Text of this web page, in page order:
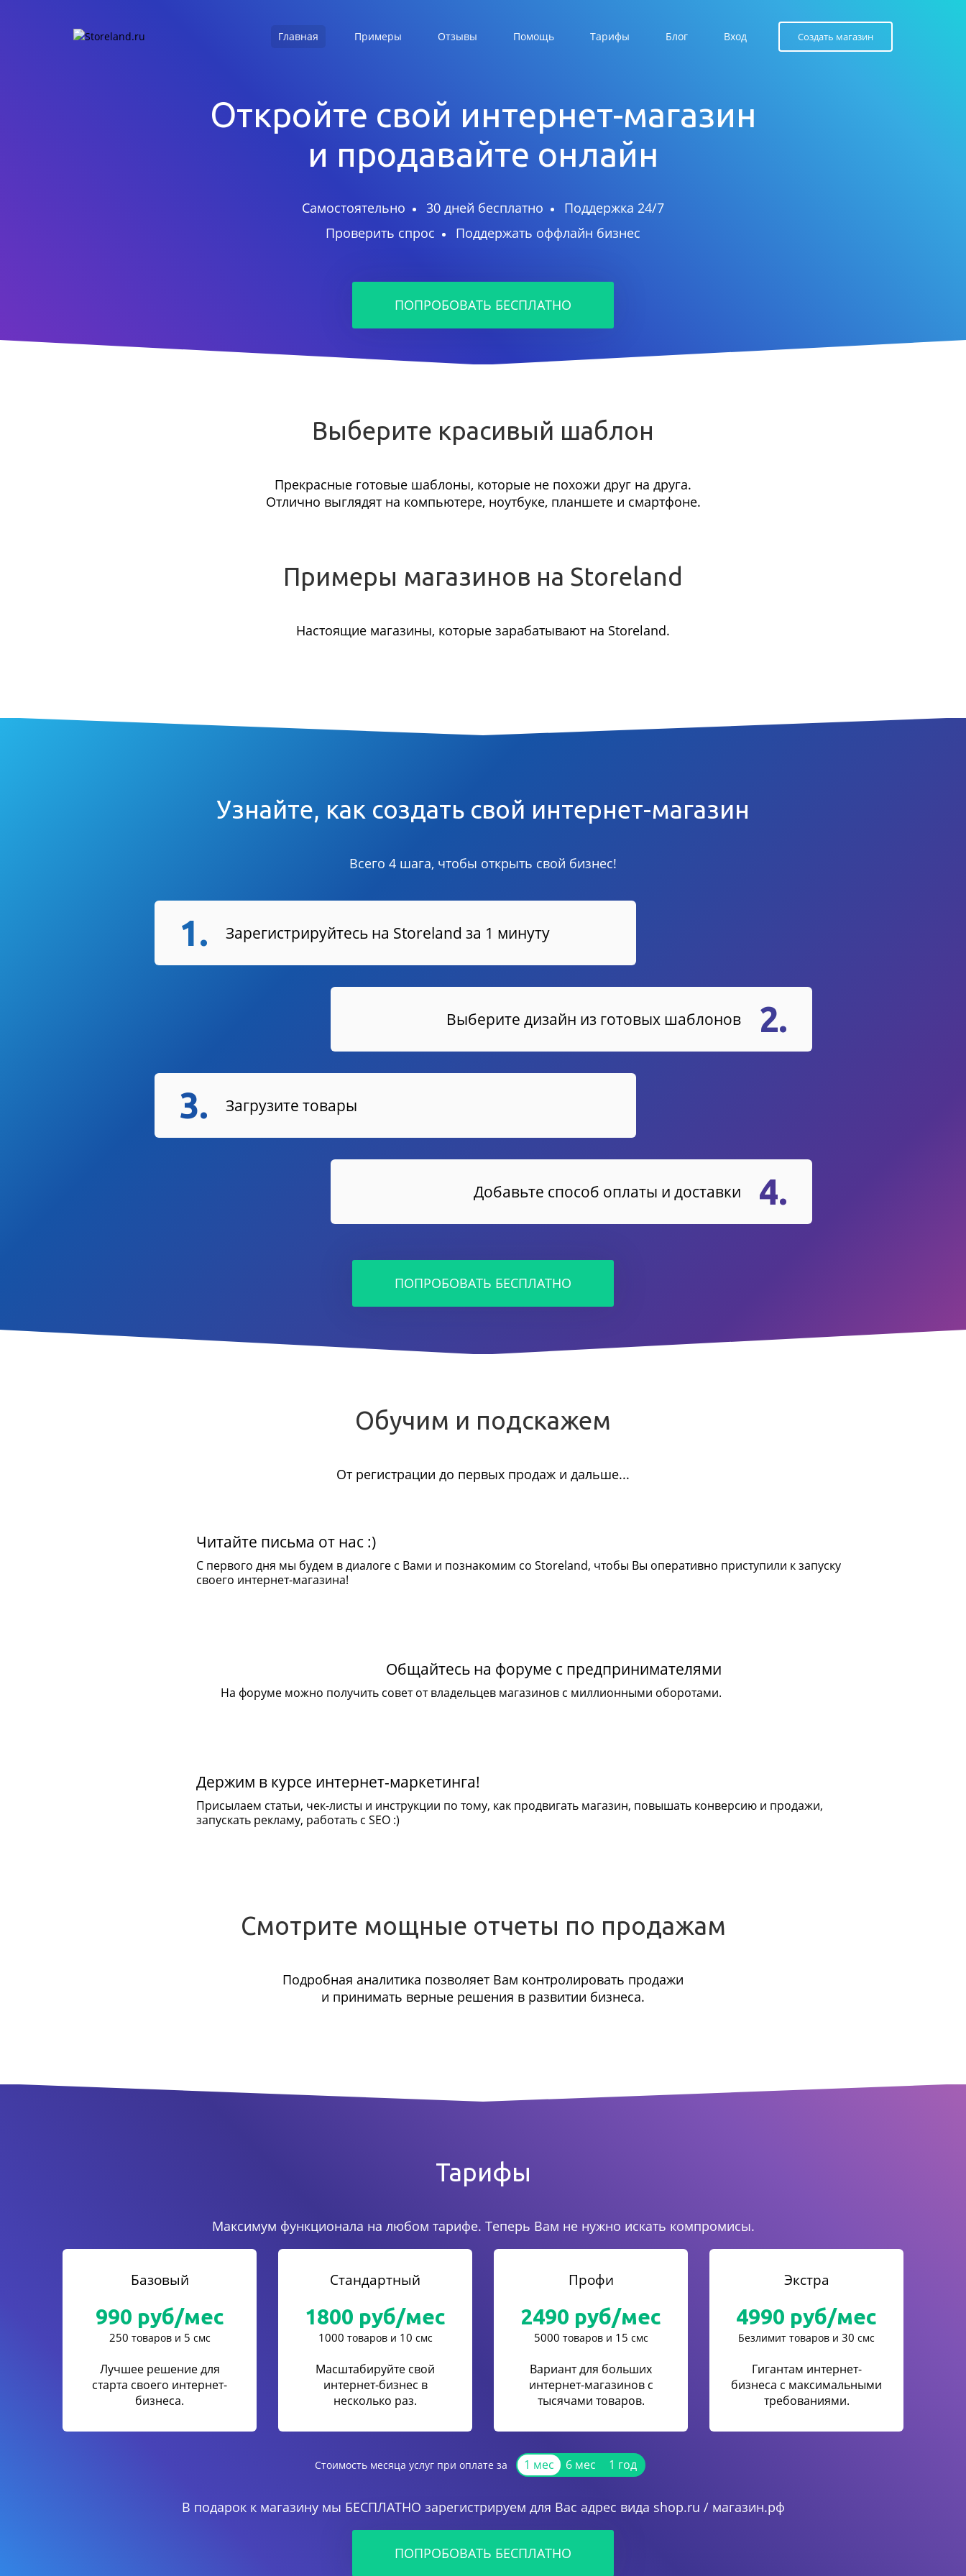
Главная Примеры Отзывы Помощь Тарифы Блог Вход Создать магазин
Откройте свой интернет-магазин
и продавайте онлайн
Самостоятельно 30 дней бесплатно
Поддержка 24/7
Проверить спрос
Поддержать оффлайн бизнес
ПОПРОБОВАТЬ БЕСПЛАТНО
Выберите красивый шаблон
Прекрасные готовые шаблоны, которые не похожи друг на друга.
Отлично выглядят на компьютере, ноутбуке, планшете и смартфоне.
Примеры магазинов на Storeland
Настоящие магазины, которые зарабатывают на Storeland.
Узнайте, как создать свой интернет-магазин
Всего 4 шага, чтобы открыть свой бизнес!
1. Зарегистрируйтесь на Storeland за 1 минуту
2.
Выберите дизайн из готовых шаблонов
3. Загрузите товары
4.
Добавьте способ оплаты и доставки
ПОПРОБОВАТЬ БЕСПЛАТНО
Обучим и подскажем
От регистрации до первых продаж и дальше...
Читайте письма от нас :)
С первого дня мы будем в диалоге с Вами и познакомим со Storeland, чтобы Вы оперативно приступили к запуску
своего интернет-магазина!
Общайтесь на форуме с предпринимателями
На форуме можно получить совет от владельцев магазинов с миллионными оборотами.
Держим в курсе интернет-маркетинга!
Присылаем статьи, чек-листы и инструкции по тому, как продвигать магазин, повышать конверсию и продажи,
запускать рекламу, работать с SEO :)
Смотрите мощные отчеты по продажам
Подробная аналитика позволяет Вам контролировать продажи
и принимать верные решения в развитии бизнеса.
Тарифы
Максимум функционала на любом тарифе. Теперь Вам не нужно искать компромисы.
Базовый
990 руб/мес
250 товаров и 5 смс
Лучшее решение для
старта своего интернет-
бизнеса.
Стандартный
1800 руб/мес
1000 товаров и 10 смс
Масштабируйте свой
интернет-бизнес в
несколько раз.
Профи
2490 руб/мес
5000 товаров и 15 смс
Вариант для больших
интернет-магазинов с
тысячами товаров.
Экстра
4990 руб/мес
Безлимит товаров и 30 смс
Гигантам интернет-
бизнеса с максимальными
требованиями.
Стоимость месяца услуг при оплате за 1 мес 6 мес 1 год
В подарок к магазину мы БЕСПЛАТНО зарегистрируем для Вас адрес вида shop.ru / магазин.рф
ПОПРОБОВАТЬ БЕСПЛАТНО